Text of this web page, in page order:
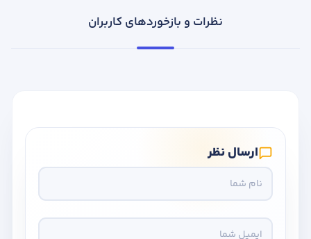
نظرات و بازخوردهای کاربران
ارسال نظر